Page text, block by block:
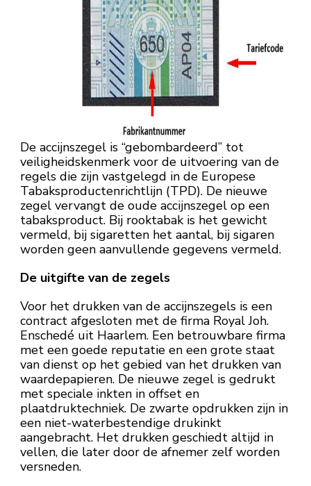
De accijnszegel is “gebombardeerd” tot
veiligheidskenmerk voor de uitvoering van de
regels die zijn vastgelegd in de Europese
Tabaksproductenrichtlijn (TPD). De nieuwe
zegel vervangt de oude accijnszegel op een
tabaksproduct. Bij rooktabak is het gewicht
vermeld, bij sigaretten het aantal, bij sigaren
worden geen aanvullende gegevens vermeld.
De uitgifte van de zegels
Voor het drukken van de accijnszegels is een
contract afgesloten met de firma Royal Joh.
Enschedé uit Haarlem. Een betrouwbare firma
met een goede reputatie en een grote staat
van dienst op het gebied van het drukken van
waardepapieren. De nieuwe zegel is gedrukt
met speciale inkten in offset en
plaatdruktechniek. De zwarte opdrukken zijn in
een niet-waterbestendige drukinkt
aangebracht. Het drukken geschiedt altijd in
vellen, die later door de afnemer zelf worden
versneden.